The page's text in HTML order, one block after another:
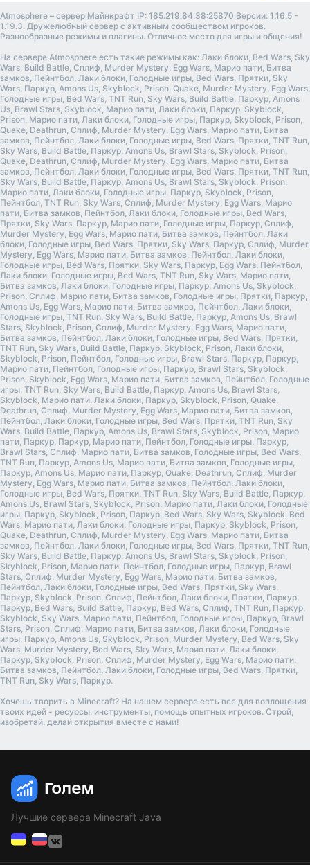
Atmosphere – сервер Майнкрафт IP: 185.219.84.38:25870 Версии: 1.16.5 -
1.19.3. Дружелюбный сервер с активным сообществом игроков.
Разнообразные режимы и плагины. Отличное место для игры и общения!
На сервере Atmosphere есть такие режимы как: Лаки блоки, Bed Wars, Sky
Wars, Build Battle, Сплиф, Murder Mystery, Egg Wars, Марио пати, Битва
замков, Пейнтбол, Лаки блоки, Голодные игры, Bed Wars, Прятки, Sky
Wars, Паркур, Amons Us, Skyblock, Prison, Quake, Murder Mystery, Egg Wars,
Голодные игры, Bed Wars, TNT Run, Sky Wars, Build Battle, Паркур, Amons
Us, Brawl Stars, Skyblock, Марио пати, Лаки блоки, Паркур, Skyblock,
Prison, Марио пати, Лаки блоки, Голодные игры, Паркур, Skyblock, Prison,
Quake, Deathrun, Сплиф, Murder Mystery, Egg Wars, Марио пати, Битва
замков, Пейнтбол, Лаки блоки, Голодные игры, Bed Wars, Прятки, TNT Run,
Sky Wars, Build Battle, Паркур, Amons Us, Brawl Stars, Skyblock, Prison,
Quake, Deathrun, Сплиф, Murder Mystery, Egg Wars, Марио пати, Битва
замков, Пейнтбол, Лаки блоки, Голодные игры, Bed Wars, Прятки, TNT Run,
Sky Wars, Build Battle, Паркур, Amons Us, Brawl Stars, Skyblock, Prison,
Марио пати, Лаки блоки, Голодные игры, Паркур, Skyblock, Prison,
Пейнтбол, TNT Run, Sky Wars, Сплиф, Murder Mystery, Egg Wars, Марио
пати, Битва замков, Пейнтбол, Лаки блоки, Голодные игры, Bed Wars,
Прятки, Sky Wars, Паркур, Марио пати, Голодные игры, Паркур, Сплиф,
Murder Mystery, Egg Wars, Марио пати, Битва замков, Пейнтбол, Лаки
блоки, Голодные игры, Bed Wars, Прятки, Sky Wars, Паркур, Сплиф, Murder
Mystery, Egg Wars, Марио пати, Битва замков, Пейнтбол, Лаки блоки,
Голодные игры, Bed Wars, Прятки, Sky Wars, Паркур, Egg Wars, Пейнтбол,
Лаки блоки, Голодные игры, Bed Wars, TNT Run, Sky Wars, Марио пати,
Битва замков, Лаки блоки, Голодные игры, Паркур, Amons Us, Skyblock,
Prison, Сплиф, Марио пати, Битва замков, Голодные игры, Прятки, Паркур,
Amons Us, Egg Wars, Марио пати, Битва замков, Пейнтбол, Лаки блоки,
Голодные игры, TNT Run, Sky Wars, Build Battle, Паркур, Amons Us, Brawl
Stars, Skyblock, Prison, Сплиф, Murder Mystery, Egg Wars, Марио пати,
Битва замков, Пейнтбол, Лаки блоки, Голодные игры, Bed Wars, Прятки,
TNT Run, Sky Wars, Build Battle, Паркур, Skyblock, Prison, Лаки блоки,
Skyblock, Prison, Пейнтбол, Голодные игры, Brawl Stars, Паркур, Паркур,
Марио пати, Пейнтбол, Голодные игры, Паркур, Brawl Stars, Skyblock,
Prison, Skyblock, Egg Wars, Марио пати, Битва замков, Пейнтбол, Голодные
игры, TNT Run, Sky Wars, Build Battle, Паркур, Amons Us, Brawl Stars,
Skyblock, Марио пати, Лаки блоки, Паркур, Skyblock, Prison, Quake,
Deathrun, Сплиф, Murder Mystery, Egg Wars, Марио пати, Битва замков,
Пейнтбол, Лаки блоки, Голодные игры, Bed Wars, Прятки, TNT Run, Sky
Wars, Build Battle, Паркур, Amons Us, Brawl Stars, Skyblock, Prison, Марио
пати, Паркур, Паркур, Марио пати, Пейнтбол, Голодные игры, Паркур,
Brawl Stars, Сплиф, Марио пати, Битва замков, Голодные игры, Bed Wars,
TNT Run, Паркур, Amons Us, Марио пати, Битва замков, Голодные игры,
Паркур, Amons Us, Марио пати, Паркур, Quake, Deathrun, Сплиф, Murder
Mystery, Egg Wars, Марио пати, Битва замков, Пейнтбол, Лаки блоки,
Голодные игры, Bed Wars, Прятки, TNT Run, Sky Wars, Build Battle, Паркур,
Amons Us, Brawl Stars, Skyblock, Prison, Марио пати, Лаки блоки, Голодные
игры, Паркур, Skyblock, Prison, Паркур, Bed Wars, Sky Wars, Skyblock, Bed
Wars, Марио пати, Лаки блоки, Голодные игры, Паркур, Skyblock, Prison,
Quake, Deathrun, Сплиф, Murder Mystery, Egg Wars, Марио пати, Битва
замков, Пейнтбол, Лаки блоки, Голодные игры, Bed Wars, Прятки, TNT Run,
Sky Wars, Build Battle, Паркур, Amons Us, Brawl Stars, Skyblock, Prison,
Skyblock, Prison, Марио пати, Пейнтбол, Голодные игры, Паркур, Brawl
Stars, Сплиф, Murder Mystery, Egg Wars, Марио пати, Битва замков,
Пейнтбол, Лаки блоки, Голодные игры, Bed Wars, Прятки, Sky Wars,
Паркур, Skyblock, Prison, Сплиф, Пейнтбол, Лаки блоки, Прятки, Паркур,
Паркур, Bed Wars, Build Battle, Паркур, Bed Wars, Сплиф, TNT Run, Паркур,
Skyblock, Sky Wars, Марио пати, Пейнтбол, Голодные игры, Паркур, Brawl
Stars, Prison, Сплиф, Марио пати, Битва замков, Лаки блоки, Голодные
игры, Паркур, Amons Us, Skyblock, Prison, Murder Mystery, Bed Wars, Sky
Wars, Murder Mystery, Bed Wars, Sky Wars, Марио пати, Лаки блоки,
Паркур, Skyblock, Prison, Сплиф, Murder Mystery, Egg Wars, Марио пати,
Битва замков, Пейнтбол, Лаки блоки, Голодные игры, Bed Wars, Прятки,
TNT Run, Sky Wars, Паркур.
Хочешь творить в Minecraft? На нашем сервере есть все для воплощения
твоих идей - ресурсы, инструменты, помощь опытных игроков. Строй,
изобретай, делай открытия вместе с нами!
Лучшие сервера Minecraft Java